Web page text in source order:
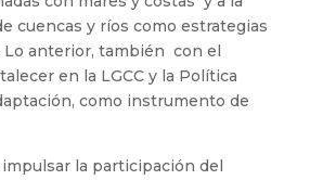
cuencas y ríos como estrategias
Lo anterior, también con el
en la LGCC y la Política
como instrumento de
la participación del